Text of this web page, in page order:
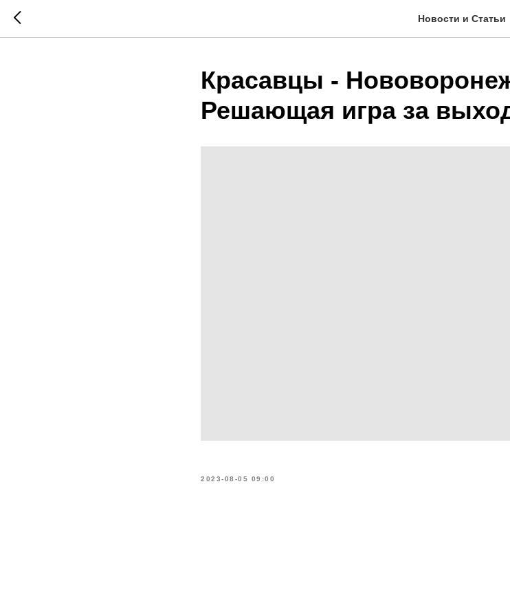
Новости и Статьи
Красавцы -
Решающая игра за
2023-08-05 09:00